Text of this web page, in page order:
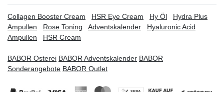
Collagen Booster Cream HSR Eye Cream Hy Öl
Hydra Plus
Ampullen
Rose Toning Adventskalender
Hyaluronic Acid
Ampullen
HSR Cream
BABOR Osterei BABOR Adventskalender BABOR
Sonderangebote BABOR Outlet